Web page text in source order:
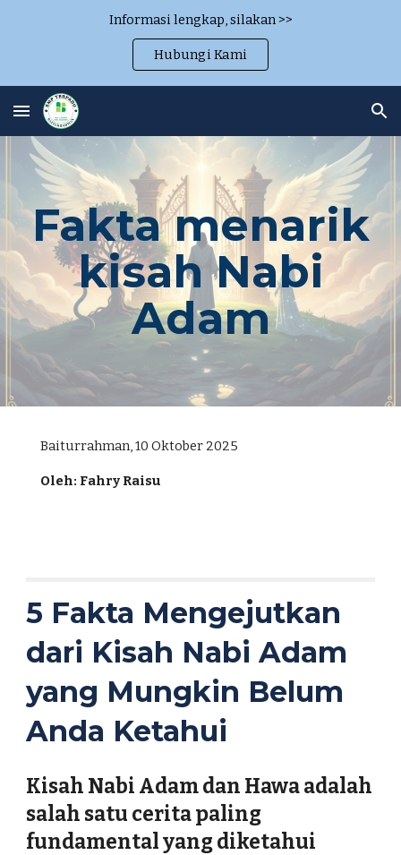
Informasi lengkap, silakan >>
Hubungi Kami
Fakta menarik
kisah Nabi
Adam
Baiturrahman, 10 Oktober 2025
Oleh: Fahry Raisu
5 Fakta Mengejutkan
dari Kisah Nabi Adam
yang Mungkin Belum
Anda Ketahui
Kisah Nabi Adam dan Hawa adalah
salah satu cerita paling
fundamental yang diketahui